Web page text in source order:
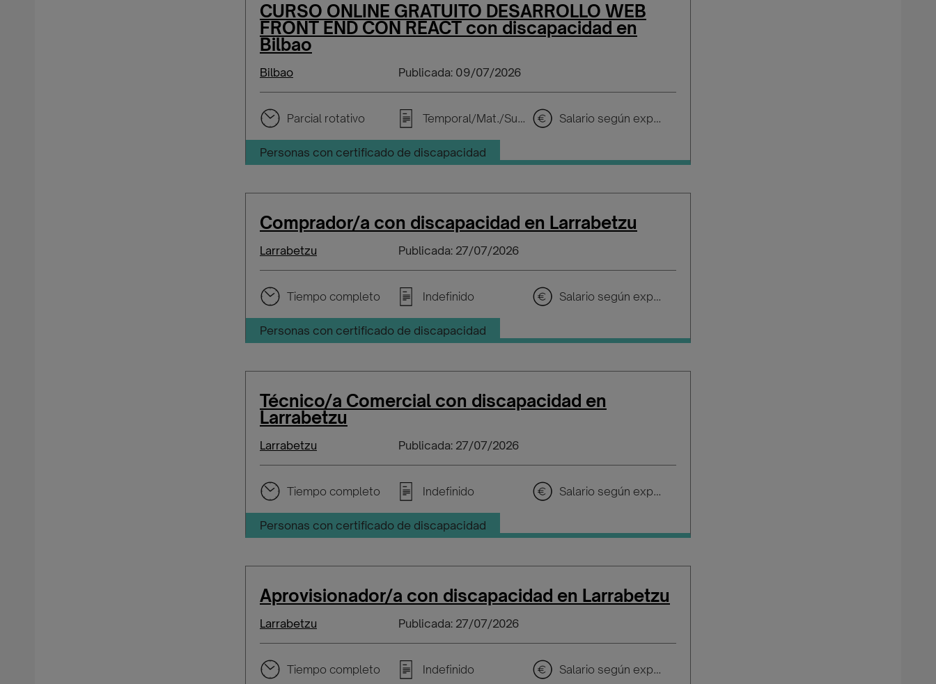
CURSO ONLINE GRATUITO DESARROLLO WEB
FRONT END CON REACT con discapacidad en
Bilbao
Bilbao Publicada: 09/07/2026
Parcial rotativo Temporal/Mat./Sustitución/... Salario según experiencia
Personas con certificado de discapacidad
Comprador/a con discapacidad en Larrabetzu
Larrabetzu Publicada: 27/07/2026
Tiempo completo Indefinido Salario según experiencia
Personas con certificado de discapacidad
Técnico/a Comercial con discapacidad en
Larrabetzu
Larrabetzu Publicada: 27/07/2026
Tiempo completo Indefinido Salario según experiencia
Personas con certificado de discapacidad
Aprovisionador/a con discapacidad en Larrabetzu
Larrabetzu Publicada: 27/07/2026
Tiempo completo Indefinido Salario según experiencia